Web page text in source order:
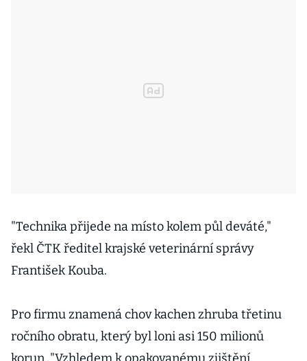
"Technika přijede na místo kolem půl deváté,"
řekl ČTK ředitel krajské veterinární správy
František Kouba.
Pro firmu znamená chov kachen zhruba třetinu
ročního obratu, který byl loni asi 150 milionů